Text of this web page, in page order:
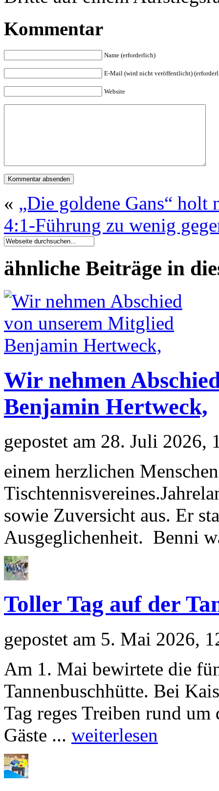
Kommentar
Name (erforderlich)
E-Mail (wird nicht veröffentlicht)
Website
« „Die goldene Gans“ holt
4:1-Führung zu wenig
ähnliche Beiträge in
Wir nehmen
Benjamin Hertweck,
gepostet am 28. Juli
einem herzlichen
sowie Zuversicht aus. Er
Ausgeglichenheit. Benni
Toller Tag auf der
gepostet am 5. Mai 2026,
Am 1. Mai bewirtete die
Tannenbuschhütte. Bei
Tag reges Treiben rund um
Gäste ... weiterlesen